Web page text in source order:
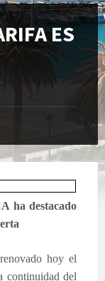
ES
ha destacado
hoy el
continuidad del